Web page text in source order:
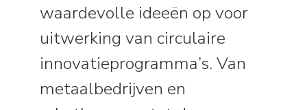
waardevolle ideeën op voor
uitwerking van circulaire
innovatieprogramma’s. Van
metaalbedrijven en